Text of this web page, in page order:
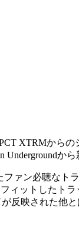
XTRMか
から
ァン必聴なト
ィットしたトラ
反映された他